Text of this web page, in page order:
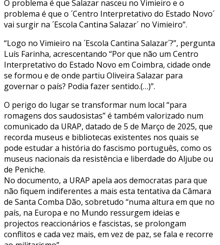
O problema é que Salazar nasceu no Vimieiro e o
problema é que o ´Centro Interpretativo do Estado Novo´
vai surgir na ´Escola Cantina Salazar´ no Vimieiro”.
“Logo no Vimieiro na ´Escola Cantina Salazar´?”, pergunta
Luís Farinha, acrescentando “Por que não um Centro
Interpretativo do Estado Novo em Coimbra, cidade onde
se formou e de onde partiu Oliveira Salazar para
governar o país? Podia fazer sentido.(…)”.
O perigo do lugar se transformar num local “para
romagens dos saudosistas” é também valorizado num
comunicado da URAP, datado de 5 de Março de 2025, que
recorda museus e bibliotecas existentes nos quais se
pode estudar a história do fascismo português, como os
museus nacionais da resistência e liberdade do Aljube ou
de Peniche.
No documento, a URAP apela aos democratas para que
não fiquem indiferentes a mais esta tentativa da Câmara
de Santa Comba Dão, sobretudo “numa altura em que no
país, na Europa e no Mundo ressurgem ideias e
projectos reaccionários e fascistas, se prolongam
conflitos e cada vez mais, em vez de paz, se fala e recorre